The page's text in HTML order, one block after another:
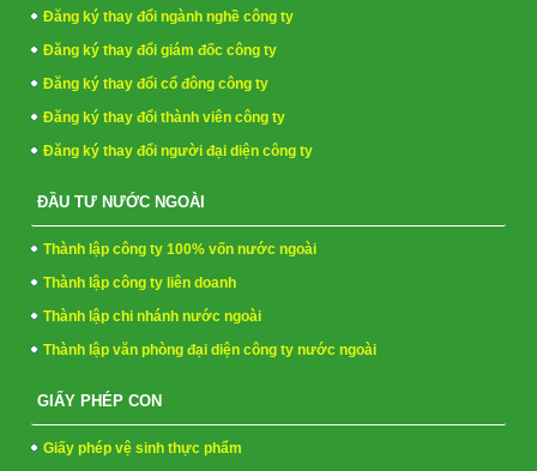
Đăng ký thay đổi ngành nghề công ty
Đăng ký thay đổi giám đốc công ty
Đăng ký thay đổi cổ đông công ty
Đăng ký thay đổi thành viên công ty
Đăng ký thay đổi người đại diện công ty
ĐẦU TƯ NƯỚC NGOÀI
Thành lập công ty 100% vốn nước ngoài
Thành lập công ty liên doanh
Thành lập chi nhánh nước ngoài
Thành lập văn phòng đại diện công ty nước ngoài
GIẤY PHÉP CON
Giấy phép vệ sinh thực phẩm